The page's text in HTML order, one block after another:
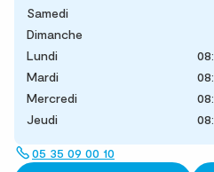
Samedi
Dimanche
Lundi
Mardi
Mercredi
Jeudi
05 35 09 00 10